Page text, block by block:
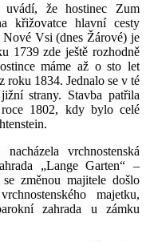
uvádí, že hostinec Zum
křižovatce hlavní cesty
Vsi (dnes Žárové) je
1739 zde ještě rozhodně
máme až o sto let
roku 1834. Jednalo se v té
strany. Stavba patřila
1802, kdy bylo celé
vrchnostenská
„Lange Garten“ –
změnou majitele došlo
majetku,
zahrada u zámku